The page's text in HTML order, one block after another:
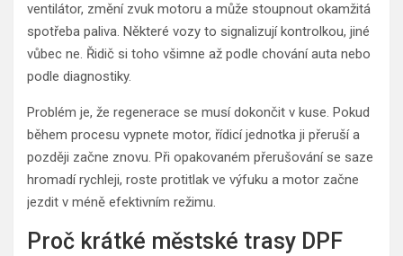
ventilátor, změní zvuk motoru a může stoupnout okamžitá
spotřeba paliva. Některé vozy to signalizují kontrolkou, jiné
vůbec ne. Řidič si toho všimne až podle chování auta nebo
podle diagnostiky.
Problém je, že regenerace se musí dokončit v kuse. Pokud
během procesu vypnete motor, řídicí jednotka ji přeruší a
později začne znovu. Při opakovaném přerušování se saze
hromadí rychleji, roste protitlak ve výfuku a motor začne
jezdit v méně efektivním režimu.
Proč krátké městské trasy DPF